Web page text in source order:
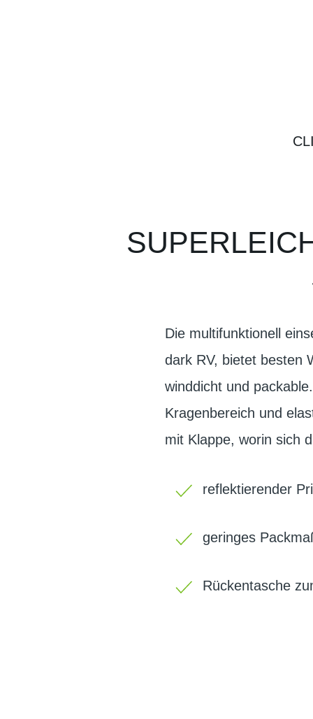
Die multifunktionell
dark RV, bietet besten
winddicht und
Kragenbereich und
mit Klappe, worin sich
reflektierender
geringes
Rückentasche